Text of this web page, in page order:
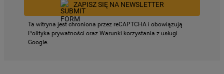
ZAPISZ SIĘ NA NEWSLETTER
Ta witryna jest chroniona przez reCAPTCHA i obowiązują
Polityka prywatności oraz Warunki korzystania z usługi
Google.